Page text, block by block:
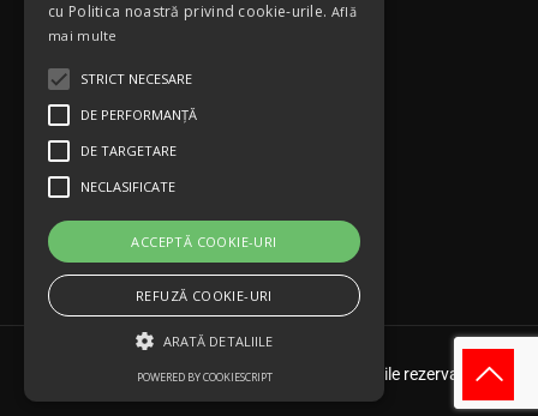
Termeni si conditii
Politica de securitate a datelor personale
CEC BANK/SUC.BASARAB
RO05CECEB10630RON3745731
Capital Social 200 lei
© 2005-2024 DOOR SYSTEM. Toate drepturile rezervate.
cu Politica noastră privind cookie-urile. Află
mai multe
STRICT NECESARE
DE PERFORMANȚĂ
DE TARGETARE
NECLASIFICATE
ACCEPTĂ COOKIE-URI
REFUZĂ COOKIE-URI
ARATĂ DETALIILE
POWERED BY COOKIESCRIPT